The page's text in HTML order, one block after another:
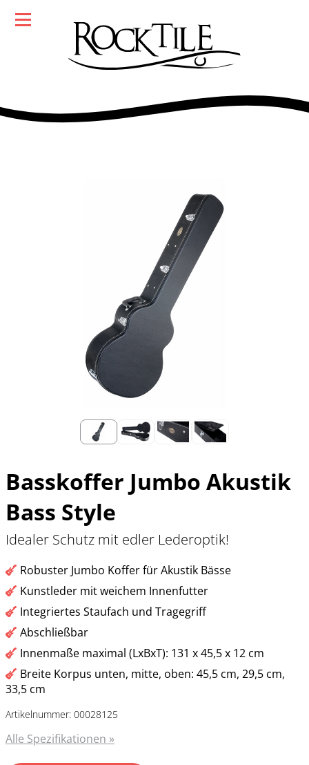
Basskoffer Jumbo Akustik
Bass Style
Idealer Schutz mit edler Lederoptik!
Robuster Jumbo Koffer für Akustik Bässe
Kunstleder mit weichem Innenfutter
Integriertes Staufach und Tragegriff
Abschließbar
Innenmaße maximal (LxBxT): 131 x 45,5 x 12 cm
Breite Korpus unten, mitte, oben: 45,5 cm, 29,5 cm,
33,5 cm
Artikelnummer: 00028125
Alle Spezifikationen »